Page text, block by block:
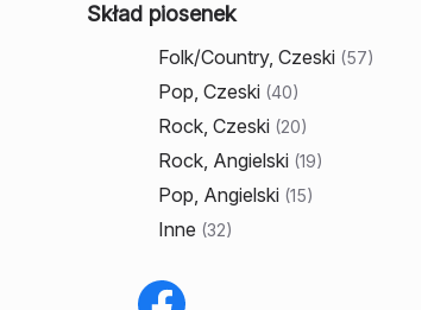
Skład piosenek
Folk/Country, Czeski (57)
Pop, Czeski (40)
Rock, Czeski (20)
Rock, Angielski (19)
Pop, Angielski (15)
Inne (32)